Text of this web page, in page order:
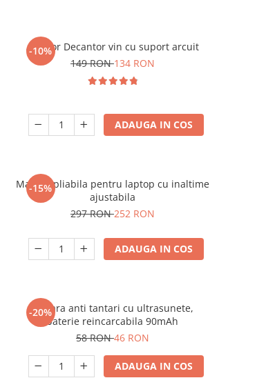
-10%
Aerator Decantor vin cu suport arcuit
149 RON134 RON
ADAUGA IN COS
-15%
Masuta pliabila pentru laptop cu inaltime
ajustabila
297 RON252 RON
ADAUGA IN COS
-20%
Bratara anti tantari cu ultrasunete,
baterie reincarcabila 90mAh
58 RON46 RON
ADAUGA IN COS